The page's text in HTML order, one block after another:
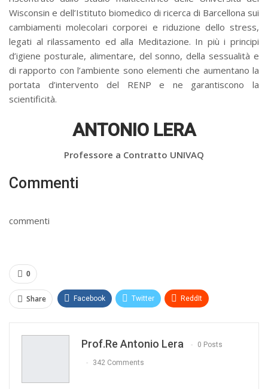
Wisconsin e dell’Istituto biomedico di ricerca di Barcellona sui
cambiamenti molecolari corporei e riduzione dello stress,
legati al rilassamento ed alla Meditazione. In più i principi
d’igiene posturale, alimentare, del sonno, della sessualità e
di rapporto con l’ambiente sono elementi che aumentano la
portata d’intervento del RENP e ne garantiscono la
scientificità.
ANTONIO LERA
Professore a Contratto UNIVAQ
Commenti
commenti
0
Share Facebook Twitter ReddIt
Prof.re Antonio Lera 0 Posts
342 Comments